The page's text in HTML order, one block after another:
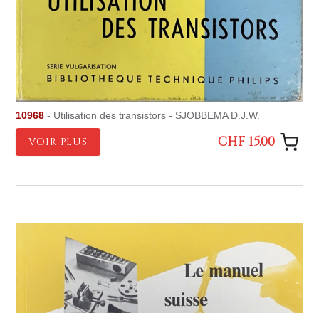
10968 - Utilisation des transistors - SJOBBEMA D.J.W.
VOIR PLUS CHF 15.00